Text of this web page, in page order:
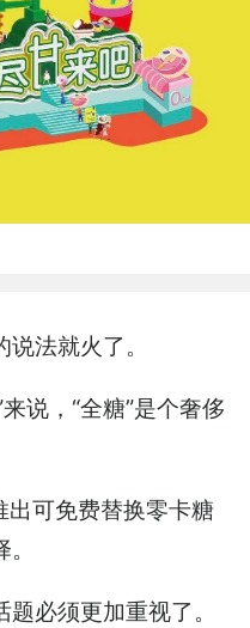
法就火了。
说，“全糖”是个奢侈
可免费替换零卡糖
必须更加重视了。